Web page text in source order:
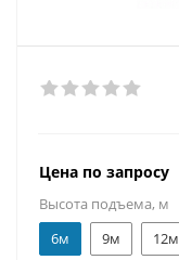
Цена по запросу
Высота подъема, м
6м
9м 12м